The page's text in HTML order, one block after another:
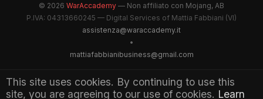
This site uses cookies. By continuing to use this
site, you are agreeing to our use of cookies. Learn
© 2026 WarAccademy — Non affiliato con Mojang, AB
P.IVA: 04313660245 — Digital Services of Mattia Fabbiani (VI)
assistenza@waraccademy.it
•
mattiafabbianibusiness@gmail.com
@GhostFabbyz
Maintained by WarAccademy Administrators